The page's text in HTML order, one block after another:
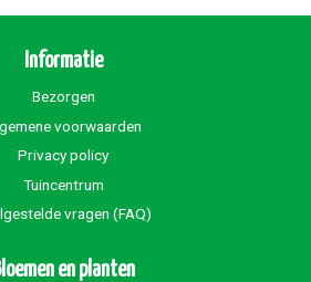
Informatie
Bezorgen
voorwaarden
Privacy policy
Tuincentrum
vragen (FAQ)
en planten